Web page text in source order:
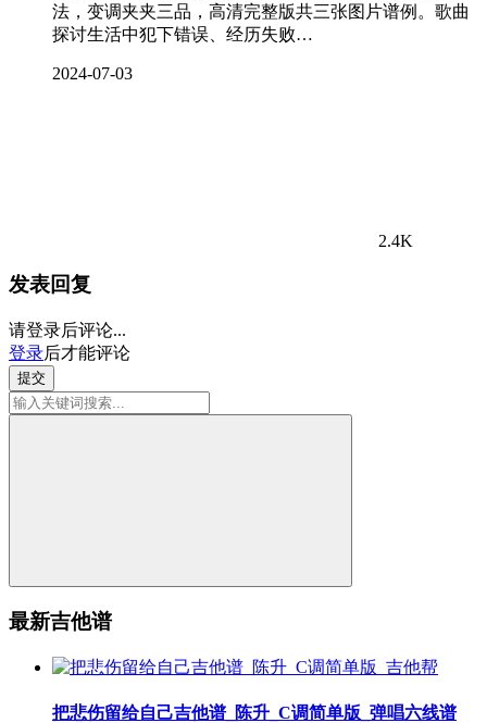
法，变调夹夹三品，高清完整版共三张图片谱例。歌曲
探讨生活中犯下错误、经历失败…
2024-07-03
2.4K
发表回复
请登录后评论...
登录后才能评论
提交
最新吉他谱
把悲伤留给自己吉他谱_陈升_C调简单版_弹唱六线谱